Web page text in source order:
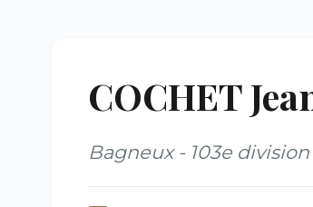
COCHET
Bagneux - 103e division